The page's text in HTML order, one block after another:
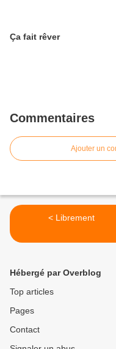
Ça fait rêver
Commentaires
Ajouter un
< Librement
Hébergé par Overblog
Top articles
Pages
Contact